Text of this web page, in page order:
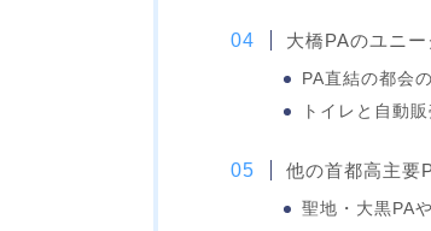
大橋PAのユニ
PA直結の都会
トイレと自動
他の首都高主要
聖地・大黒PA